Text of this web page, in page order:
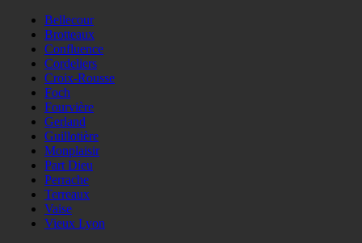
Bellecour
Brotteaux
Confluence
Cordeliers
Croix-Rousse
Foch
Fourvière
Gerland
Guillotière
Monplaisir
Part Dieu
Perrache
Terreaux
Vaise
Vieux Lyon